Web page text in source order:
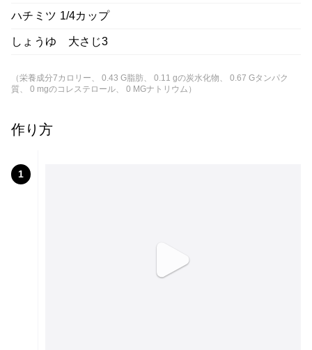
ハチミツ 1/4カップ
しょうゆ 大さじ3
（栄養成分7カロリー、 0.43 G脂肪、 0.11 gの炭水化物、 0.67 Gタンパク
質、 0 mgのコレステロール、 0 MGナトリウム）
作り方
1